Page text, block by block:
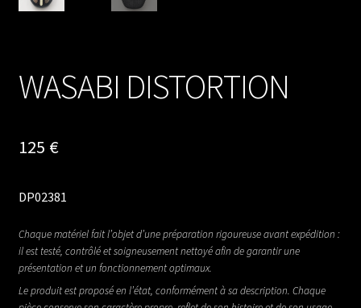
WASABI DISTORTION
125 €
DP02381
Chaque matériel fait l’objet d’une préparation rigoureuse avant expédition :
il est testé, contrôlé et soigneusement nettoyé afin de garantir une
présentation et un fonctionnement optimaux.
Le produit est proposé en l’état, conformément à sa description. Chaque